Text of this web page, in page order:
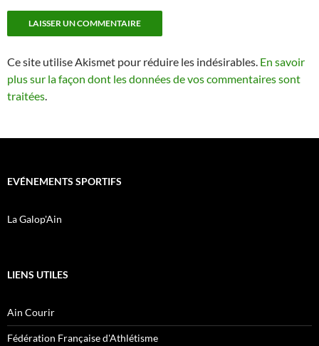
Ce site utilise Akismet pour réduire les indésirables. En savoir
plus sur la façon dont les données de vos commentaires sont
traitées.
EVÉNEMENTS SPORTIFS
La Galop'Ain
LIENS UTILES
Ain Courir
Fédération Française d'Athlétisme